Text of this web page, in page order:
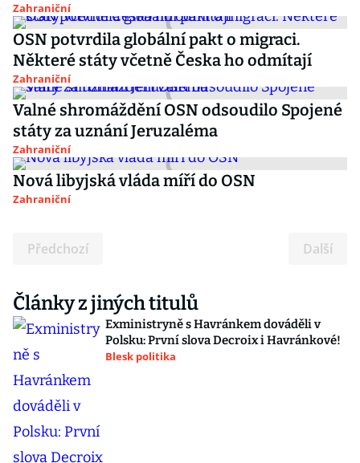
Zahraniční
OSN potvrdila globální pakt o migraci.
Některé státy včetně Česka ho odmítají
Zahraniční
Valné shromáždění OSN odsoudilo Spojené
státy za uznání Jeruzaléma
Zahraniční
Nová libyjská vláda míří do OSN
Zahraniční
Předchozí Další
Články z jiných titulů
Exministryně s Havránkem dováděli v
Polsku: První slova Decroix i Havránkové!
Blesk politika